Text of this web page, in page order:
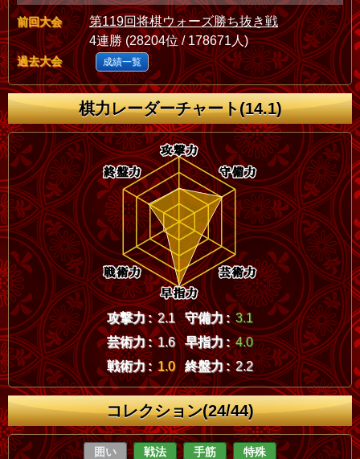
前回大会
第119回将棋ウォーズ勝ち抜き戦
4連勝 (28204位 / 178671人)
過去大会 成績一覧
棋力レーダーチャート(14.1)
攻撃力 : 2.1 守備力 : 3.1
芸術力 : 1.6 早指力 : 4.0
戦術力 : 1.0 終盤力 : 2.2
コレクション(24/44)
囲い 戦法 手筋 特殊